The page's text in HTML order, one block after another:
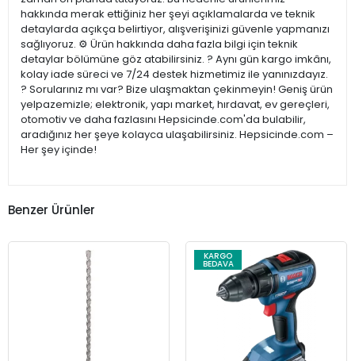
hakkında merak ettiğiniz her şeyi açıklamalarda ve teknik
detaylarda açıkça belirtiyor, alışverişinizi güvenle yapmanızı
sağlıyoruz. ⚙️ Ürün hakkında daha fazla bilgi için teknik
detaylar bölümüne göz atabilirsiniz. ? Aynı gün kargo imkânı,
kolay iade süreci ve 7/24 destek hizmetimiz ile yanınızdayız.
? Sorularınız mı var? Bize ulaşmaktan çekinmeyin! Geniş ürün
yelpazemizle; elektronik, yapı market, hırdavat, ev gereçleri,
otomotiv ve daha fazlasını Hepsicinde.com'da bulabilir,
aradığınız her şeye kolayca ulaşabilirsiniz. Hepsicinde.com –
Her şey içinde!
Benzer Ürünler
KARGO
BEDAVA